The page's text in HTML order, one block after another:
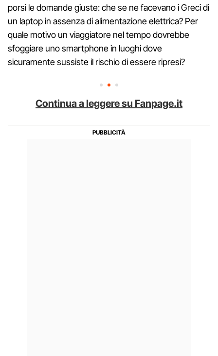
porsi le domande giuste: che se ne facevano i Greci di
un laptop in assenza di alimentazione elettrica? Per
quale motivo un viaggiatore nel tempo dovrebbe
sfoggiare uno smartphone in luoghi dove
sicuramente sussiste il rischio di essere ripresi?
Continua a leggere su Fanpage.it